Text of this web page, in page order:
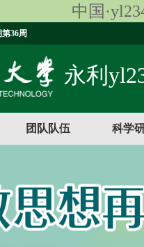
中国
36周
永利
团队队伍 科学